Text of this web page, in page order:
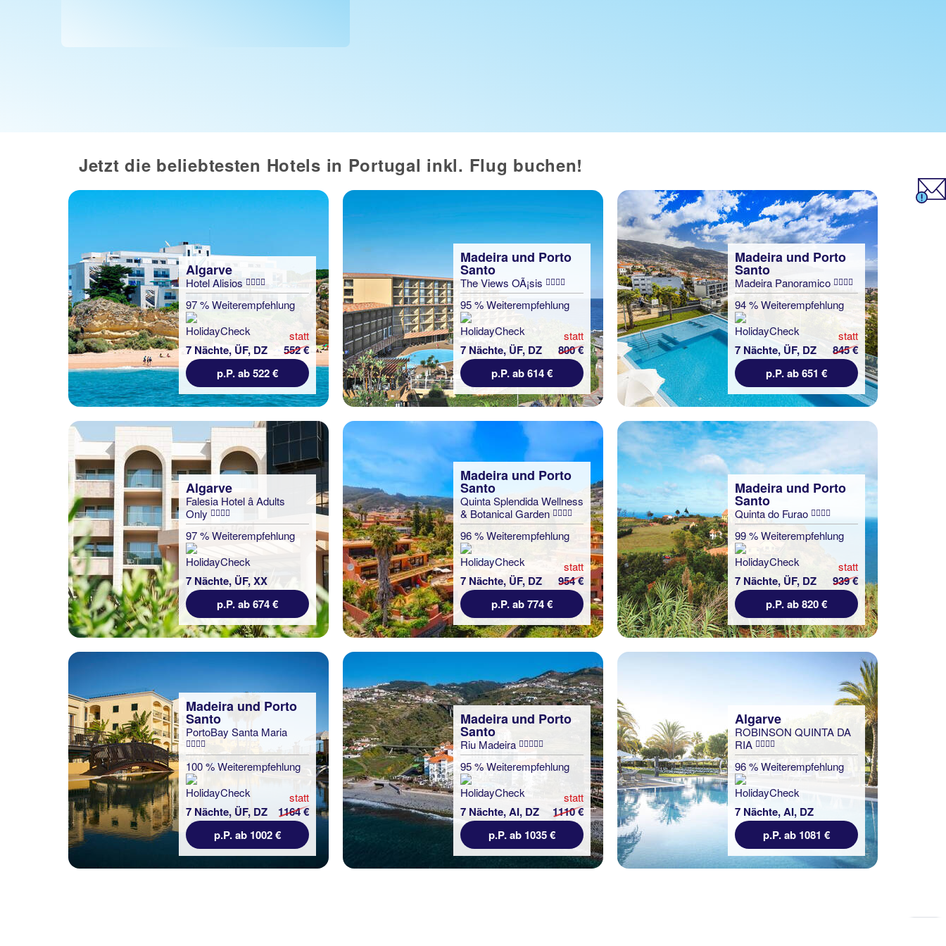
Jetzt die beliebtesten Hotels in Portugal inkl. Flug buchen!
Algarve
Hotel Alisios
97 % Weiterempfehlung
7 Nächte, ÜF, DZ
statt
552 €
p.P. ab 522 €
Madeira und Porto
Santo
The Views OÃ¡sis
95 % Weiterempfehlung
7 Nächte, ÜF, DZ
statt
800 €
p.P. ab 614 €
Madeira und Porto
Santo
Madeira Panoramico
94 % Weiterempfehlung
7 Nächte, ÜF, DZ
statt
845 €
p.P. ab 651 €
Algarve
Falesia Hotel â Adults
Only
97 % Weiterempfehlung
7 Nächte, ÜF, XX
p.P. ab 674 €
Madeira und Porto
Santo
Quinta Splendida Wellness
& Botanical Garden
96 % Weiterempfehlung
7 Nächte, ÜF, DZ
statt
954 €
p.P. ab 774 €
Madeira und Porto
Santo
Quinta do Furao
99 % Weiterempfehlung
7 Nächte, ÜF, DZ
statt
939 €
p.P. ab 820 €
Madeira und Porto
Santo
PortoBay Santa Maria
100 % Weiterempfehlung
7 Nächte, ÜF, DZ
statt
1164 €
p.P. ab 1002 €
Madeira und Porto
Santo
Riu Madeira
95 % Weiterempfehlung
7 Nächte, AI, DZ
statt
1110 €
p.P. ab 1035 €
Algarve
ROBINSON QUINTA DA
RIA
96 % Weiterempfehlung
7 Nächte, AI, DZ
p.P. ab 1081 €